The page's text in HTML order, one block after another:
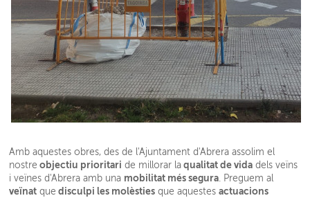
Amb aquestes obres, des de l'Ajuntament d'Abrera assolim el
nostre objectiu prioritari de millorar la qualitat de vida dels veïns
i veïnes d'Abrera amb una mobilitat més segura. Preguem al
veïnat que disculpi les molèsties que aquestesactuacions